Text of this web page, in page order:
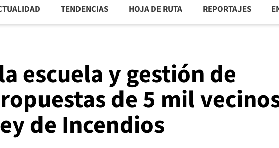
TENDENCIAS HOJA DE RUTA REPORTAJES
escuela y gestión de
de 5 mil
de Incendios